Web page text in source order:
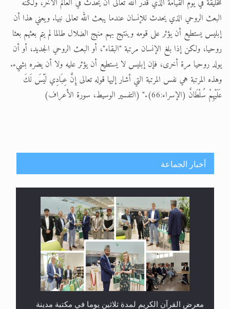
للخليقة في يوم القيامة الذي قدّر الله تعالى أن يحدث في العالم الآخر، ولكنه
البعث الروحي الذي يحدث للإنسان عندما يبعث الله تعالى نبيا. ويعني هذا أن
إبليس يستطيع أن يؤثر على قومه وينتهج بهم منهج الضلال طالما لم يتم بعثهم بعثا
روحيا، ولكن إذا بلغ الإنسان مرتبة "البقاء"، أو البعث الروحي الجديد، أو أن
يولد روحيا مرة أخرى، فإن إبليس لا يستطيع أن يؤثر عليه ولا أن يضره بشيء.
وهذه المرتبة هي نفس المرتبة التي أشار إليها قوله تعالى إِنَّ عِبَادِي لَيْسَ لَكَ
عَلَيْهِمْ سُلْطَانٌ (الإسراء:66)." (التفسير الوسيط، سورة الأعراف)
أخبار الجماعة
معرض القرآن الكريم لمدة ثلاثين يوما في مكتبة مدينة